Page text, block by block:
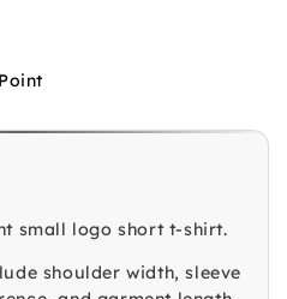
small logo short t-shirt.
shoulder width, sleeve